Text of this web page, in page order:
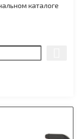
каталоге